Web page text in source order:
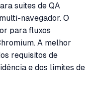
suites de QA
navegador. O
para fluxos
A melhor
requisitos de
e dos limites de